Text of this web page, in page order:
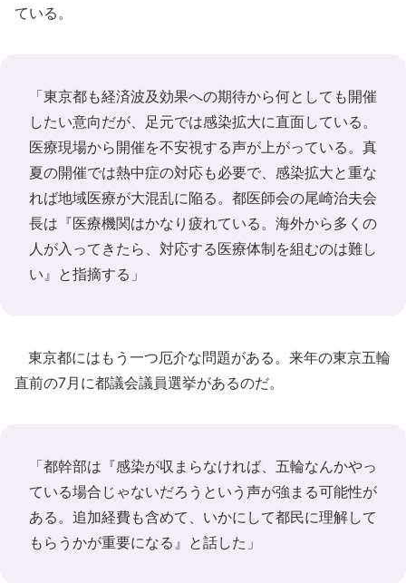
ている。
「東京都も経済波及効果への期待から何としても開催
したい意向だが、足元では感染拡大に直面している。
医療現場から開催を不安視する声が上がっている。真
夏の開催では熱中症の対応も必要で、感染拡大と重な
れば地域医療が大混乱に陥る。都医師会の尾崎治夫会
長は『医療機関はかなり疲れている。海外から多くの
人が入ってきたら、対応する医療体制を組むのは難し
い』と指摘する」
東京都にはもう一つ厄介な問題がある。来年の東京五輪
直前の7月に都議会議員選挙があるのだ。
「都幹部は『感染が収まらなければ、五輪なんかやっ
ている場合じゃないだろうという声が強まる可能性が
ある。追加経費も含めて、いかにして都民に理解して
もらうかが重要になる』と話した」